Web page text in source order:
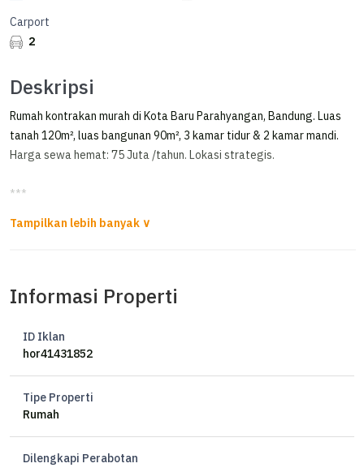
Carport
2
Deskripsi
Rumah kontrakan murah di Kota Baru Parahyangan, Bandung. Luas
tanah 120m², luas bangunan 90m², 3 kamar tidur & 2 kamar mandi.
Harga sewa hemat: 75 Juta /tahun. Lokasi strategis.
***
KBP
- Lt : 120
- ⁠Lb : 90
- ⁠2 lantai
- ⁠kondisi kosongan
Informasi Properti
ID Iklan
hor41431852
Tipe Properti
Rumah
Dilengkapi Perabotan